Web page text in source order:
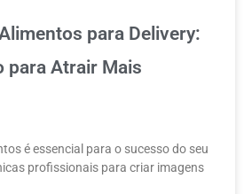
para Delivery:
para Atrair Mais
é essencial para o sucesso do seu
profissionais para criar imagens